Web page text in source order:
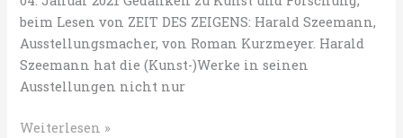
beim Lesen von ZEIT DES ZEIGENS: Harald Szeemann,
Ausstellungsmacher, von Roman Kurzmeyer. Harald
Szeemann hat die (Kunst-)Werke in seinen
Ausstellungen nicht nur
Die
Weiterlesen »